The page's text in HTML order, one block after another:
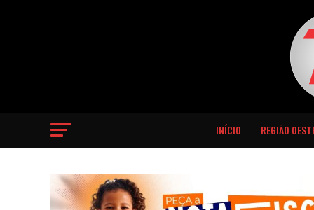
INÍCIO REGIÃO